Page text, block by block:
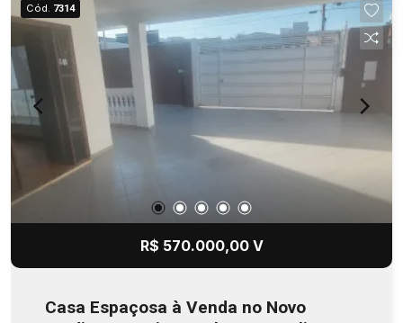
Cód. 7314
R$ 570.000,00 V
Casa Espaçosa à Venda no Novo